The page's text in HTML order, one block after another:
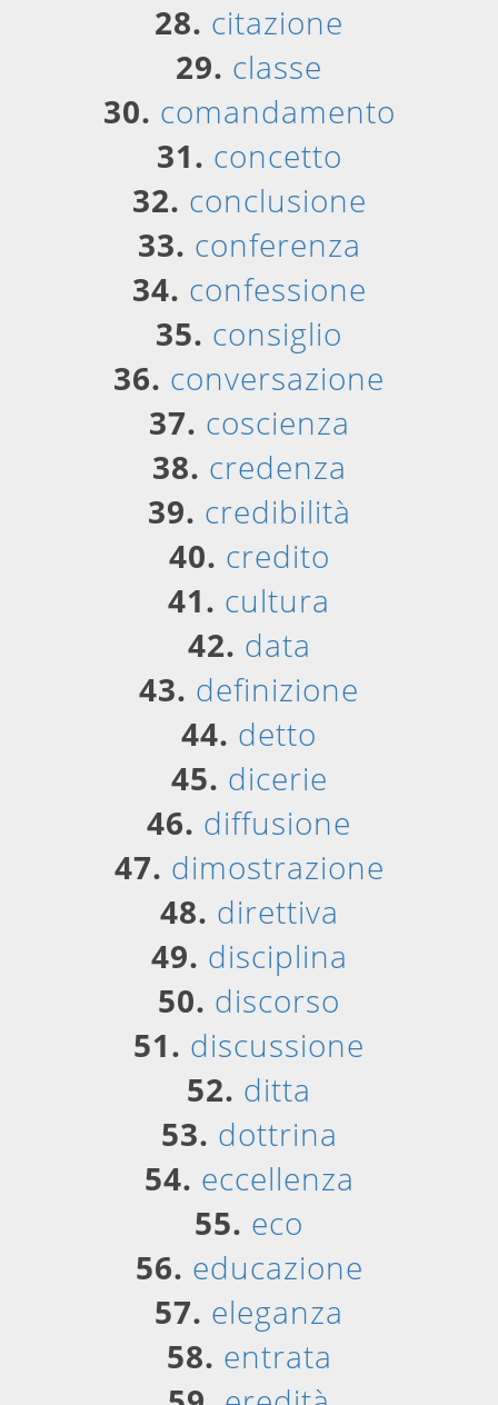
28. citazione
29. classe
30. comandamento
31. concetto
32. conclusione
33. conferenza
34. confessione
35. consiglio
36. conversazione
37. coscienza
38. credenza
39. credibilità
40. credito
41. cultura
42. data
43. definizione
44. detto
45. dicerie
46. diffusione
47. dimostrazione
48. direttiva
49. disciplina
50. discorso
51. discussione
52. ditta
53. dottrina
54. eccellenza
55. eco
56. educazione
57. eleganza
58. entrata